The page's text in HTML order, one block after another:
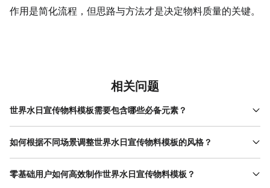
作用是简化流程，但思路与方法才是决定物料质量的关键。
相关问题
世界水日宣传物料模板需要包含哪些必备元素？
一份完整的世界水日宣传物料模板需包含四大核心元素：主题标识
（如“世界水日”中英文标题）、核心口号（如“珍惜水资源，共护生
增加互动元素（如节水 小贴士 问答）；若面向企业，可加入行业数
如何根据不同场景调整世界水日宣传物料模板的风格？
世界水日宣传物料模板的风格需与使用场景匹配。例如，社区宣传
海报需突出亲和力，可选择卡通水滴形象、暖色调（如浅蓝+浅黄）
零基础用户如何高效制作世界水日宣传物料模板？